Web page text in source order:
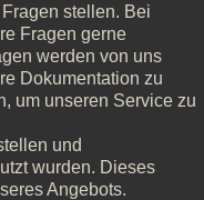
stellen. Bei
Fragen gerne
werden von uns
Dokumentation zu
um unseren Service zu
und
wurden. Dieses
Angebots.